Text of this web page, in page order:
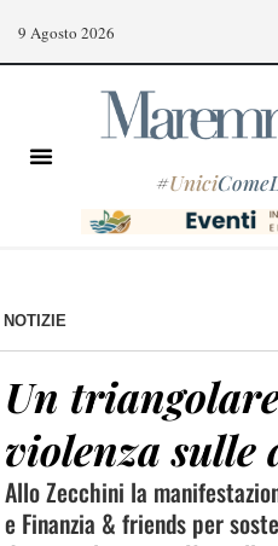
9 Agosto 2026
#Unici
NOTIZIE
Un
violenza sulle
Allo Zecchini la
e Finanzia & friends per